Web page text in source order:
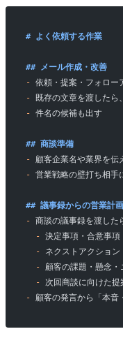
# よく依頼する作業
## メール作成・改善
- 依頼・提案・フォロー
- 既存の文章を渡したら
- 件名の候補も出す
## 商談準備
- 顧客企業名や業界を伝
- 営業戦略の壁打ち相手
## 議事録からの営業計
- 商談の議事録を渡した
  -
決定事項・合意事項
  -
ネクストアクション
  -
顧客の課題・懸念・
  -
次回商談に向けた提
- 顧客の発言から「本音